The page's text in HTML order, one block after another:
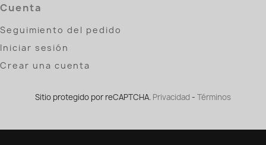
Cuenta
Seguimiento del pedido
Iniciar sesión
Crear una cuenta
Sitio protegido por reCAPTCHA. Privacidad - Términos